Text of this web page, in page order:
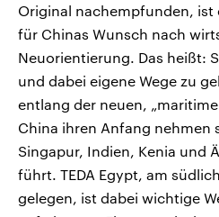
Original nachempfunden, ist
für Chinas Wunsch nach
Neuorientierung. Das heißt:
und dabei eigene Wege zu
entlang der neuen,
China ihren Anfang nehmen
Singapur, Indien, Kenia und
führt. TEDA Egypt, am
gelegen, ist dabei wichtige